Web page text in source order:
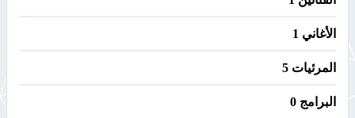
الأغاني 1
المرئيات 5
البرامج 0